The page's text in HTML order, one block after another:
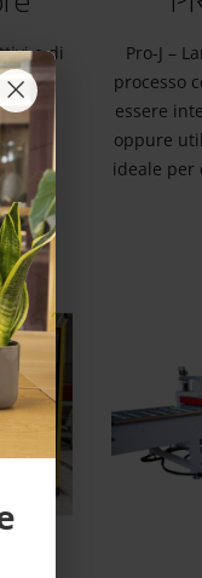
×
e di
Jet è
stand-
Pro-J –
processo
essere
oppure
ideale per